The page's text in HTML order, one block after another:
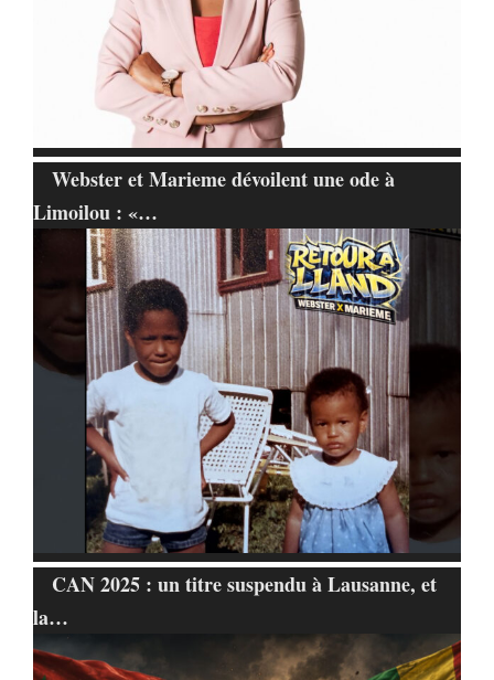
Webster et Marieme dévoilent une ode à
Limoilou : «…
CAN 2025 : un titre suspendu à Lausanne, et
la…